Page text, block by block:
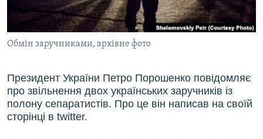
ВІДЕОУРОКИ «ELIFBE»
СВІДЧЕННЯ ОКУПАЦІЇ
УКРАЇНСЬКА ПРОБЛЕМА КРИМУ
Русский
Qırımtatar
Усі сайти RFE/RL
Обмін заручниками, архівне фото
Президент України Петро Порошенко повідомляє
про звільнення двох українських заручників із
полону сепаратистів. Про це він написав на своїй
сторінці в twitter.